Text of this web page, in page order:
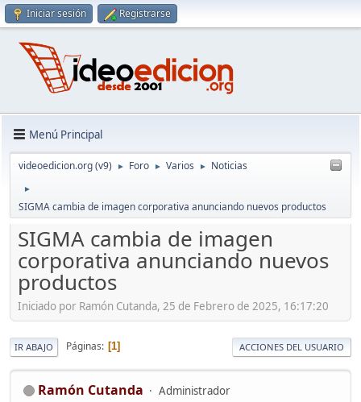
Iniciar sesión Registrarse
Menú Principal
videoedicion.org (v9) ► Foro ► Varios ► Noticias
►
SIGMA cambia de imagen corporativa anunciando nuevos productos
SIGMA cambia de imagen
corporativa anunciando nuevos
productos
Iniciado por Ramón Cutanda, 25 de Febrero de 2025, 16:17:20
IR ABAJO Páginas 1 ACCIONES DEL USUARIO
Ramón Cutanda Administrador